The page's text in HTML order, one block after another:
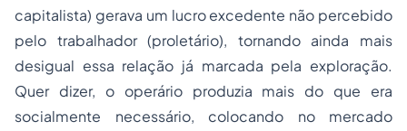
capitalista) gerava um lucro excedente não percebido
pelo trabalhador (proletário), tornando ainda mais
desigual essa relação já marcada pela exploração.
Quer dizer, o operário produzia mais do que era
socialmente necessário, colocando no mercado